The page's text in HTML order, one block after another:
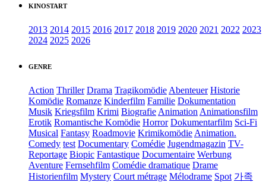
KINOSTART
2013 2014 2015 2016 2017 2018 2019 2020 2021 2022 2023
2024 2025 2026
GENRE
Action Thriller Drama Tragikomödie Abenteuer Historie
Komödie Romanze Kinderfilm Familie Dokumentation
Musik Kriegsfilm Krimi Biografie Animation Animationsfilm
Erotik Romantische Komödie Horror Dokumentarfilm Sci-Fi
Musical Fantasy Roadmovie Krimikomödie Animation.
Comedy test Documentary Comédie Jugendmagazin TV-
Reportage Biopic Fantastique Documentaire Werbung
Aventure Fernsehfilm Comédie dramatique Drame
Historienfilm Mystery Court métrage Mélodrame Spot 가족